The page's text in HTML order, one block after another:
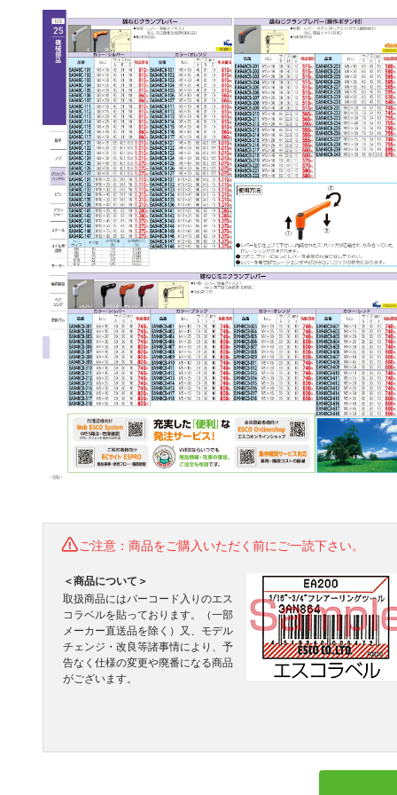
ご注意：商品をご購入いただく前にご一読下さい。
＜商品について＞
取扱商品にはバーコード入りのエス
コラベルを貼っております。（一部
メーカー直送品を除く）又、モデル
チェンジ・改良等諸事情により、予
告なく仕様の変更や廃番になる商品
がございます。